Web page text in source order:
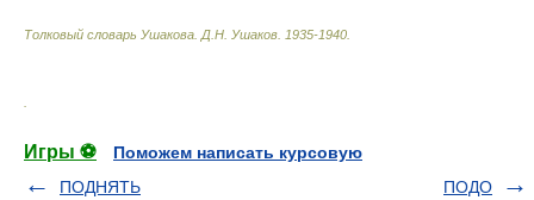
Толковый словарь Ушакова Д.Н. Ушаков. 1935-1940
Игры ⚽
Поможем написать курсовую
ПОДНЯТЬ
ПОДО